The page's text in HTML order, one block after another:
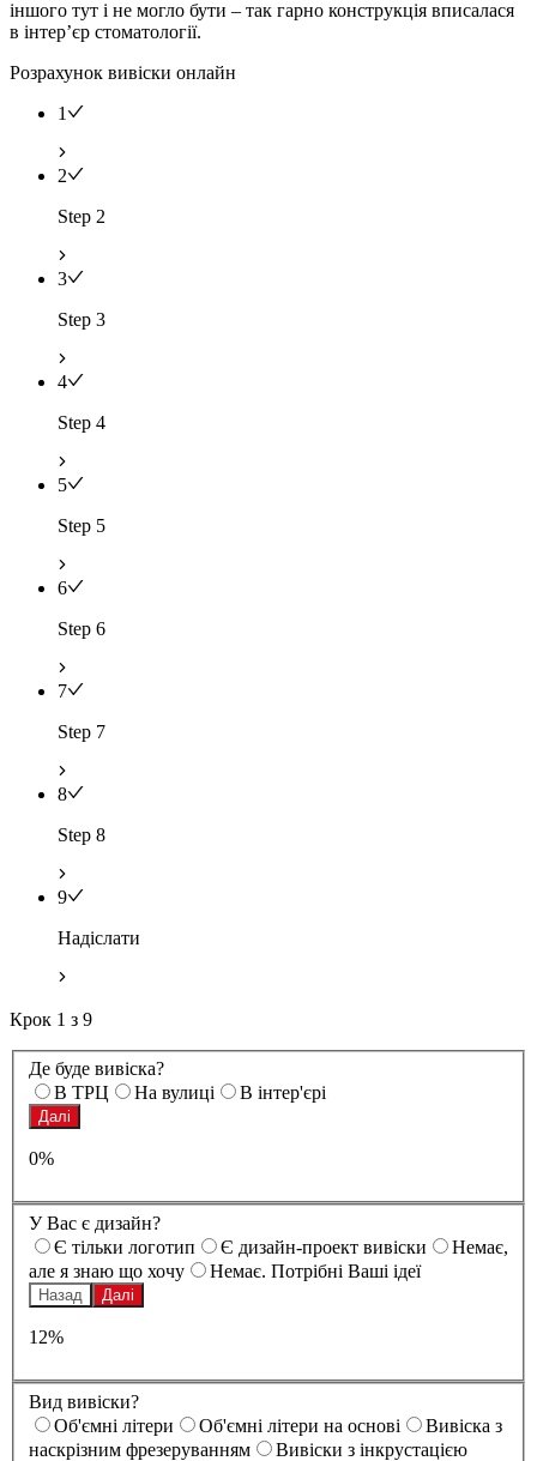
іншого тут і не могло бути – так гарно конструкція вписалася
в інтер’єр стоматології.
Розрахунок вивіски онлайн
1
2
Step 2
3
Step 3
4
Step 4
5
Step 5
6
Step 6
7
Step 7
8
Step 8
9
Надіслати
Крок 1 з 9
Де буде вивіска?
В ТРЦ
На вулиці В інтер'єрі
Далі
0%
У Вас є дизайн?
Є тільки логотип
Є дизайн-проект вивіски
Немає,
але я знаю що хочу
Немає. Потрібні Ваші ідеї
Назад Далі
12%
Вид вивіски?
Oб'ємні літери
Oб'ємні літери на основі
Вивіска з
наскрізним фрезеруванням
Вивіски з інкрустацією